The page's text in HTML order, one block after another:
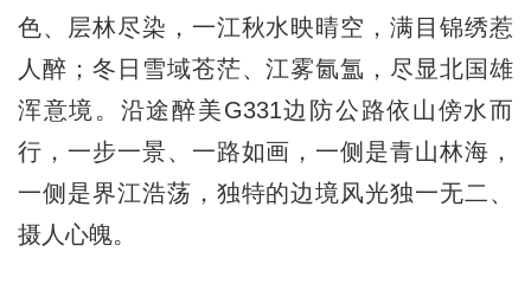
色、层林尽染，一江秋水映晴空，满目锦绣惹
人醉；冬日雪域苍茫、江雾氤氲，尽显北国雄
浑意境。沿途醉美G331边防公路依山傍水而
行，一步一景、一路如画，一侧是青山林海，
一侧是界江浩荡，独特的边境风光独一无二、
摄人心魄。